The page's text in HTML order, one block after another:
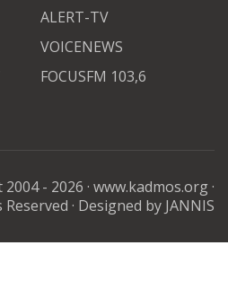
ALERT-TV
VOICENEWS
FOCUSFM 103,6
- 2026 · www.kadmos.org·
Reserved · Designed by JANNIS